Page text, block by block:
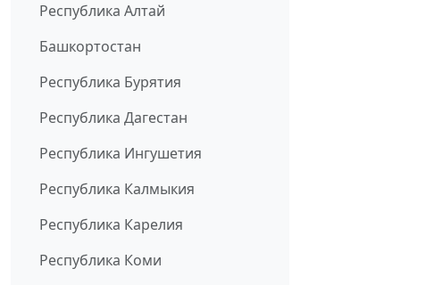
Республика Алтай
Башкортостан
Республика Бурятия
Республика Дагестан
Республика Ингушетия
Республика Калмыкия
Республика Карелия
Республика Коми